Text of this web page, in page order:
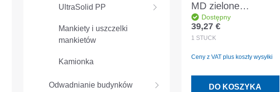
UltraSolid PP
Mankiety i uszczelki
mankietów
Kamionka
Odwadnianie budynków
MD zielone
DN/OD160 30° DIN
EN 14758
Dostępny
Cena regularna:
39,27 €
1 STÜCK
Ceny z VAT plus koszty wysyłki
DO KOSZYKA